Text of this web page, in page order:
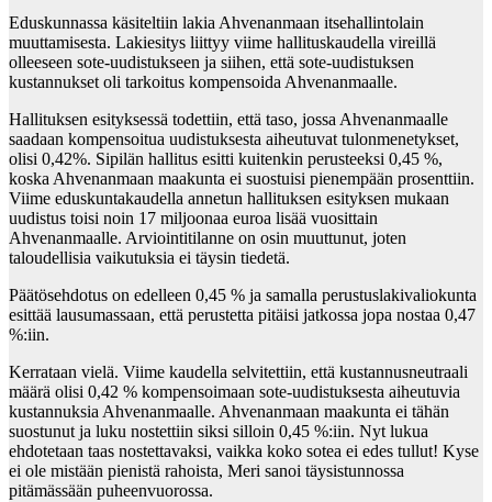
Eduskunnassa käsiteltiin lakia Ahvenanmaan itsehallintolain
muuttamisesta. Lakiesitys liittyy viime hallituskaudella vireillä
olleeseen sote-uudistukseen ja siihen, että sote-uudistuksen
kustannukset oli tarkoitus kompensoida Ahvenanmaalle.
Hallituksen esityksessä todettiin, että taso, jossa Ahvenanmaalle
saadaan kompensoitua uudistuksesta aiheutuvat tulonmenetykset,
olisi 0,42%. Sipilän hallitus esitti kuitenkin perusteeksi 0,45 %,
koska Ahvenanmaan maakunta ei suostuisi pienempään prosenttiin.
Viime eduskuntakaudella annetun hallituksen esityksen mukaan
uudistus toisi noin 17 miljoonaa euroa lisää vuosittain
Ahvenanmaalle. Arviointitilanne on osin muuttunut, joten
taloudellisia vaikutuksia ei täysin tiedetä.
Päätösehdotus on edelleen 0,45 % ja samalla perustuslakivaliokunta
esittää lausumassaan, että perustetta pitäisi jatkossa jopa nostaa 0,47
%:iin.
Kerrataan vielä. Viime kaudella selvitettiin, että kustannusneutraali
määrä olisi 0,42 % kompensoimaan sote-uudistuksesta aiheutuvia
kustannuksia Ahvenanmaalle. Ahvenanmaan maakunta ei tähän
suostunut ja luku nostettiin siksi silloin 0,45 %:iin. Nyt lukua
ehdotetaan taas nostettavaksi, vaikka koko sotea ei edes tullut! Kyse
ei ole mistään pienistä rahoista, Meri sanoi täysistunnossa
pitämässään puheenvuorossa.